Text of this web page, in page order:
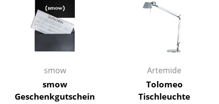
Bürodrehstühle
Konferenzstühle
Bürosessel
Einzelteile
... alle Sitzmöbel
smow
smow
Geschenkgutschein
Artemide
Tolomeo
Tischleuchte